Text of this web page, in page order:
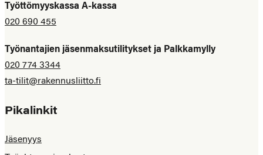
Työttömyyskassa A-kassa
020 690 455
Työnantajien jäsenmaksutilitykset ja Palkkamylly
020 774 3344
ta-tilit@rakennusliitto.fi
Pikalinkit
Jäsenyys